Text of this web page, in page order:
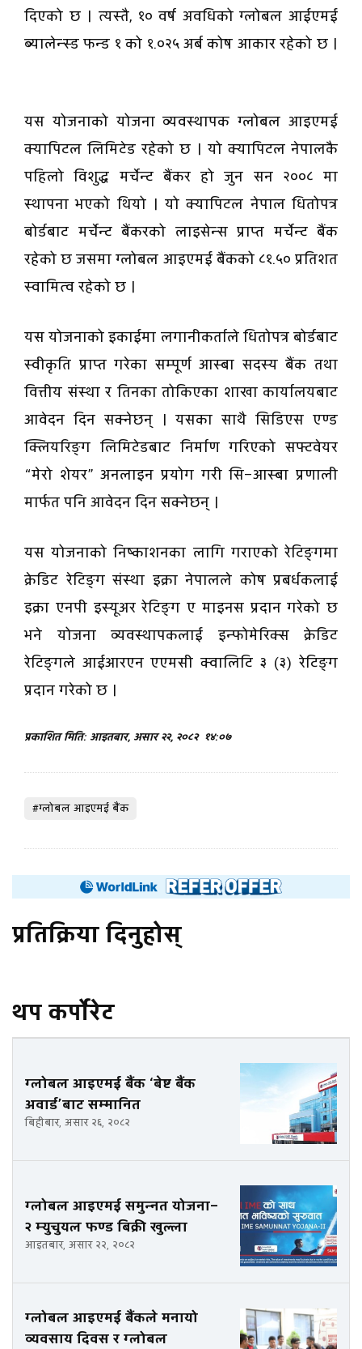
दिएको छ । त्यस्तै, १० वर्ष अवधिको ग्लोबल आईएमई
ब्यालेन्स्ड फन्ड १ को १.०२५ अर्ब कोष आकार रहेको छ ।
यस योजनाको योजना व्यवस्थापक ग्लोबल आइएमई
क्यापिटल लिमिटेड रहेको छ । यो क्यापिटल नेपालकै
पहिलो विशुद्ध मर्चेन्ट बैंकर हो जुन सन २००८ मा
स्थापना भएको थियो । यो क्यापिटल नेपाल धितोपत्र
बोर्डबाट मर्चेन्ट बैंकरको लाइसेन्स प्राप्त मर्चेन्ट बैंक
रहेको छ जसमा ग्लोबल आइएमई बैंकको ८१.५० प्रतिशत
स्वामित्व रहेको छ ।
यस योजनाको इकाईमा लगानीकर्ताले धितोपत्र बोर्डबाट
स्वीकृति प्राप्त गरेका सम्पूर्ण आस्बा सदस्य बैंक तथा
वित्तीय संस्था र तिनका तोकिएका शाखा कार्यालयबाट
आवेदन दिन सक्नेछन् । यसका साथै सिडिएस एण्ड
क्लियरिङ्ग लिमिटेडबाट निर्माण गरिएको सफ्टवेयर
“मेरो शेयर” अनलाइन प्रयोग गरी सि–आस्बा प्रणाली
मार्फत पनि आवेदन दिन सक्नेछन् ।
यस योजनाको निष्काशनका लागि गराएको रेटिङ्गमा
क्रेडिट रेटिङ्ग संस्था इक्रा नेपालले कोष प्रबर्धकलाई
इक्रा एनपी इस्यूअर रेटिङ्ग ए माइनस प्रदान गरेको छ
भने योजना व्यवस्थापकलाई इन्फोमेरिक्स क्रेडिट
रेटिङ्गले आईआरएन एएमसी क्वालिटि ३ (३) रेटिङ्ग
प्रदान गरेको छ ।
प्रकाशित मिति: आइतबार, असार २२, २०८२ १४:०७
#ग्लोबल आइएमई बैंक
प्रतिक्रिया दिनुहोस्
थप कर्पोरेट
ग्लोबल आइएमई बैंक ‘बेष्ट बैंक
अवार्ड’बाट सम्मानित
बिहीबार, असार २६, २०८२
ग्लोबल आइएमई समुन्नत योजना–
२ म्युचुयल फण्ड बिक्री खुल्ला
आइतबार, असार २२, २०८२
ग्लोबल आइएमई बैंकले मनायो
व्यवसाय दिवस र ग्लोबल